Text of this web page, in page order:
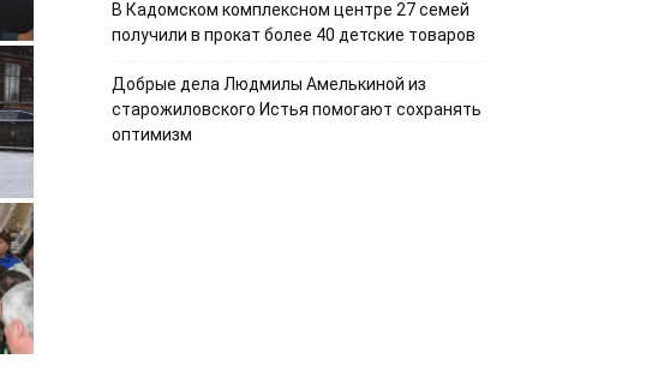
В Кадомском комплексном центре 27 семей
получили в прокат более 40 детские товаров
Добрые дела Людмилы Амелькиной из
старожиловского Истья помогают сохранять
оптимизм